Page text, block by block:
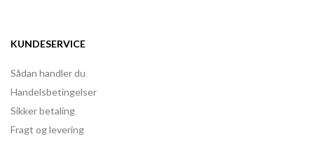
KUNDESERVICE
Sådan handler du
Handelsbetingelser
Sikker betaling
Fragt og levering